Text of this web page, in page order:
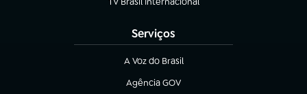
(abre em nova aba)
Serviços
A Voz do Brasil
(abre em nova aba)
Agência GOV
(abre em nova aba)